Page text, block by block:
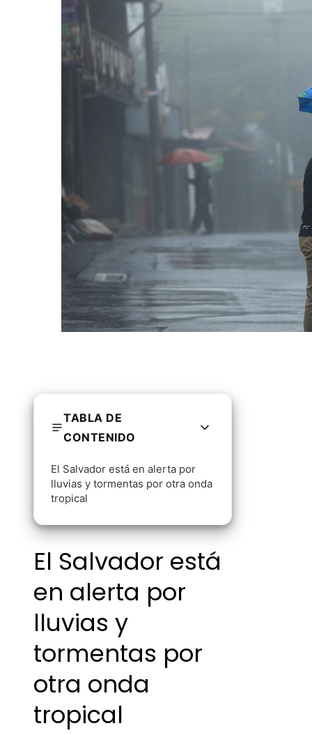
TABLA DE
CONTENIDO
El Salvador está en alerta por
lluvias y tormentas por otra onda
tropical
El Salvador está
en alerta por
lluvias y
tormentas por
otra onda
tropical